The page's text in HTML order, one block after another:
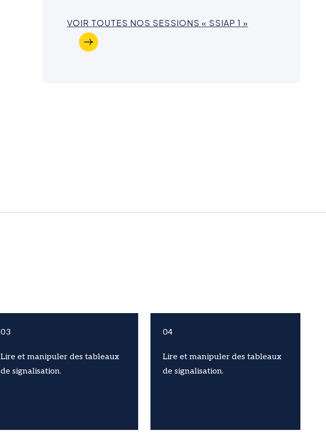
VOIR TOUTES NOS SESSIONS « SSIAP 1 »
03
Lire et manipuler des tableaux
de signalisation.
04
Lire et manipuler des tableaux
de signalisation.